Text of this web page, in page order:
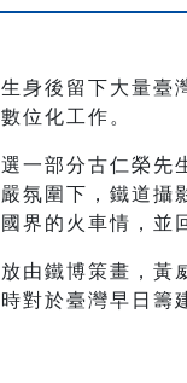
身後留下大量臺
位化工作。
一部分古仁榮先
氛圍下，鐵道攝
界的火車情，並
由鐵博策畫，黃
對於臺灣早日籌